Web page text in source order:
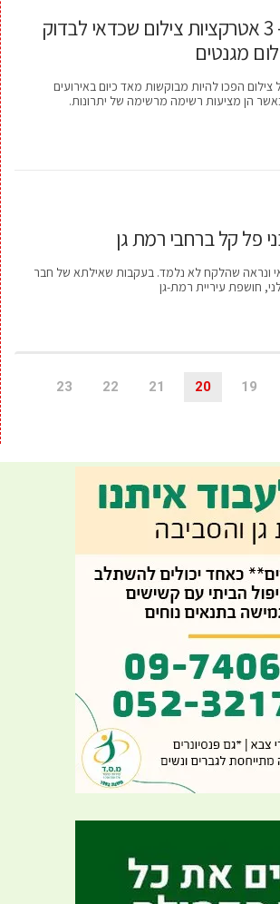
חייכו למצלמה – 3 אטרקציות צילום שכדאי לבדוק
מגנטים
הפכו להיות מבוקשות מאד כיום באירועים
הן מציעות רשימה מרשימה של יתרונות.
פל קל ברחבי רמת גן
ונראה שהלקח לא נלמד. בעקבות שאילתא של חבר
חושפת עיריית רמת-גן
19
20
21
22
23